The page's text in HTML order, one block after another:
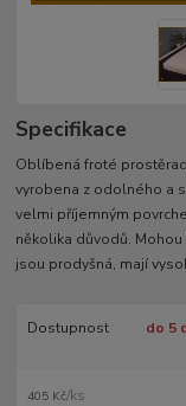
Specifikace
Oblíbená froté
vyrobena z odolného a
velmi příjemným
několika důvodů.
jsou prodyšná, mají
Dostupnost do 5
405 Kč/ks